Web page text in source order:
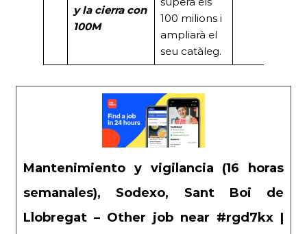
y la cierra con
100M
100 milions i
ampliarà el
seu catàleg.
Mantenimiento y vigilancia (16 horas
semanales), Sodexo, Sant Boi de
Llobregat – Other job near #rgd7kx |